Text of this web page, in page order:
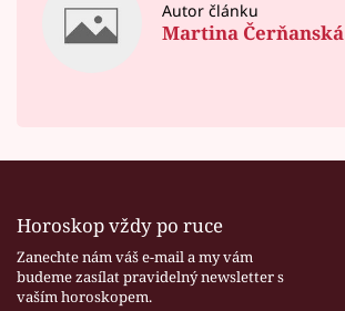
Autor článku
Martina Čerňanská
Horoskop vždy po ruce
Zanechte nám váš e-mail a my vám
budeme zasílat pravidelný newsletter s
vaším horoskopem.